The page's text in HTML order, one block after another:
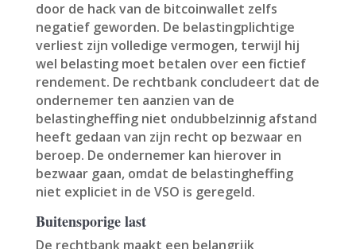
door de hack van de bitcoinwallet zelfs
negatief geworden. De belastingplichtige
verliest zijn volledige vermogen, terwijl hij
wel belasting moet betalen over een fictief
rendement. De rechtbank concludeert dat de
ondernemer ten aanzien van de
belastingheffing niet ondubbelzinnig afstand
heeft gedaan van zijn recht op bezwaar en
beroep. De ondernemer kan hierover in
bezwaar gaan, omdat de belastingheffing
niet expliciet in de VSO is geregeld.
Buitensporige last
De rechtbank maakt een belangrijk